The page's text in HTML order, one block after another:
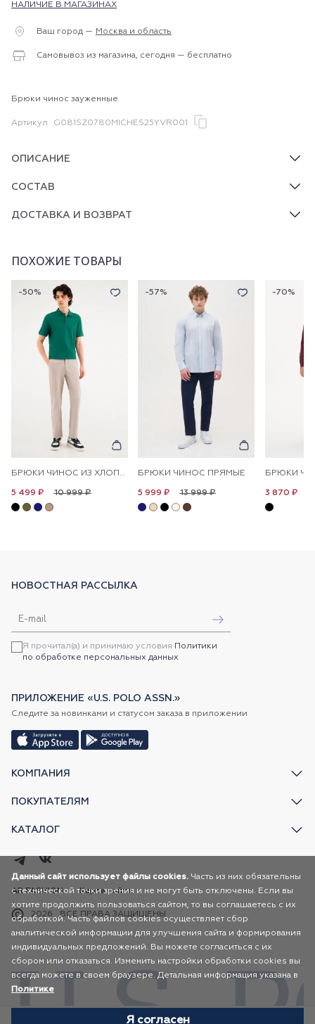
НАЛИЧИЕ В МАГАЗИНАХ
Ваш город — Москва и область
Самовывоз из магазина, сегодня — бесплатно
Брюки чинос зауженные
Артикул G081SZ0780MICHES25Y.VR001
ОПИСАНИЕ
СОСТАВ
ДОСТАВКА И ВОЗВРАТ
ПОХОЖИЕ ТОВАРЫ
-50%
БРЮКИ ЧИНОС ИЗ ХЛОПКА ПРЯМЫЕ
10 999 ₽
5 499 ₽
-57%
БРЮКИ ЧИНОС ПРЯМЫЕ
13 999 ₽
5 999 ₽
-70%
БРЮКИ
3 870 ₽
КОМПАНИЯ
ПОКУПАТЕЛЯМ
КАТАЛОГ
НОВОСТНАЯ РАССЫЛКА
Я прочитал(а) и принимаю условия Политики
по обработке персональных данных
ПРИЛОЖЕНИЕ «U.S. POLO ASSN.»
Следите за новинками и статусом заказа в приложении
2026 ВСЕ ПРАВА ЗАЩИЩЕНЫ
AR FASHION Карта сайта
Данный сайт использует файлы cookies. Часть из них обязательны
с технической точки зрения и не могут быть отключены. Если вы
хотите продолжить пользоваться сайтом, то вы соглашаетесь с их
обработкой. Часть файлов cookies осуществляет сбор
аналитической информации для улучшения сайта и формирования
индивидуальных предложений. Вы можете согласиться с их
сбором или отказаться. Изменить настройки обработки cookies вы
всегда можете в своем браузере. Детальная информация указана в
Политике
Я согласен